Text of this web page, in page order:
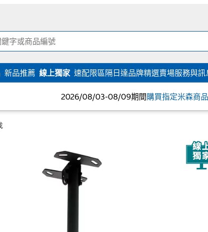
新品推薦 線上獨家 速配限區隔日達品牌精選賣場服務與訊
2026/08/03-08/09期間購買指定米森商品